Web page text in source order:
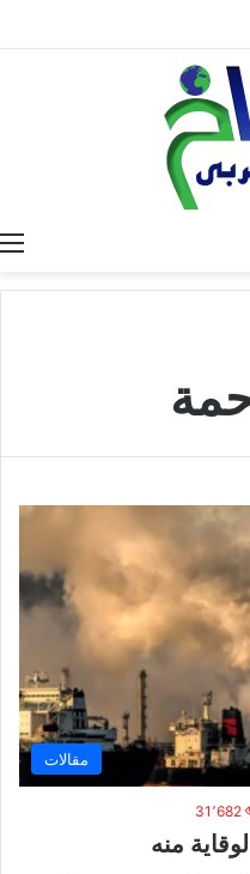
مقالات
31٬682
منه